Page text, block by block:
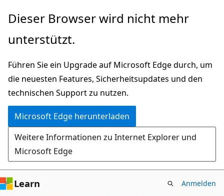
Zu
wechseln
Dieser Browser wird nicht mehr
unterstützt.
Führen Sie ein Upgrade auf Microsoft Edge durch, um
die neuesten Features, Sicherheitsupdates und den
technischen Support zu nutzen.
Microsoft Edge herunterladen
Weitere Informationen zu Internet Explorer und
Microsoft Edge
Learn Anmelden